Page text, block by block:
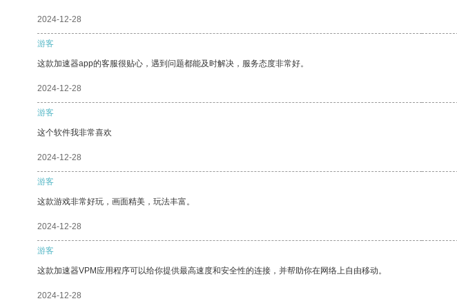
2024-12-28
游客
这款加速器app的客服很贴心，遇到问题都能及时解决，服务态度非常好。
2024-12-28
游客
这个软件我非常喜欢
2024-12-28
游客
这款游戏非常好玩，画面精美，玩法丰富。
2024-12-28
游客
这款加速器VPM应用程序可以给你提供最高速度和安全性的连接，并帮助你在网络上自由移动。
2024-12-28